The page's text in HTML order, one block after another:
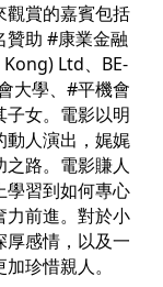
觀賞的嘉賓包括
贊助 #康業金融
Ltd、 BE-
大學、 #平機會
子女。電影以明
動人演出，娓娓
路。電影賺人
學習到如何專心
力前進。對於小
厚感情，以及一
珍惜親人。